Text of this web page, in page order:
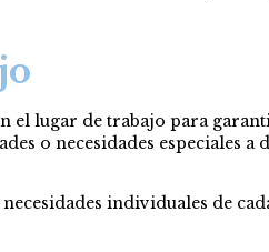
el lugar de trabajo para
o necesidades especiales a
individuales de